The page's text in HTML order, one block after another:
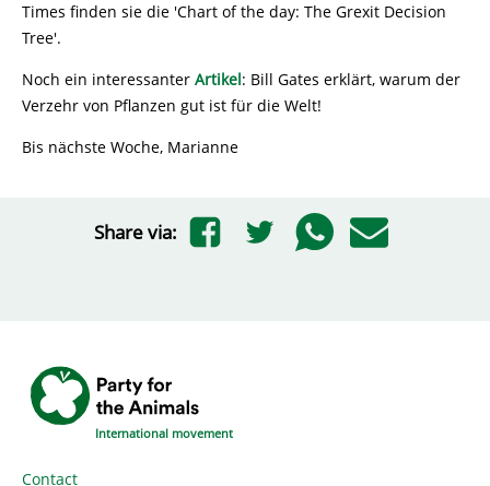
Times finden sie die 'Chart of the day: The Grexit Decision
Tree'.
Noch ein interessanter Artikel: Bill Gates erklärt, warum der
Verzehr von Pflanzen gut ist für die Welt!
Bis nächste Woche, Marianne
Share via:
International movement
Contact